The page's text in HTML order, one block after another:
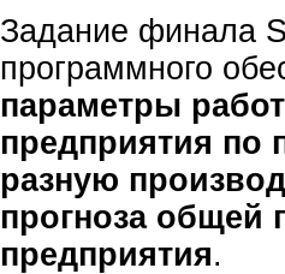
Задание финала
программного
параметры
предприятия по
разную
прогноза общей
предприятия.